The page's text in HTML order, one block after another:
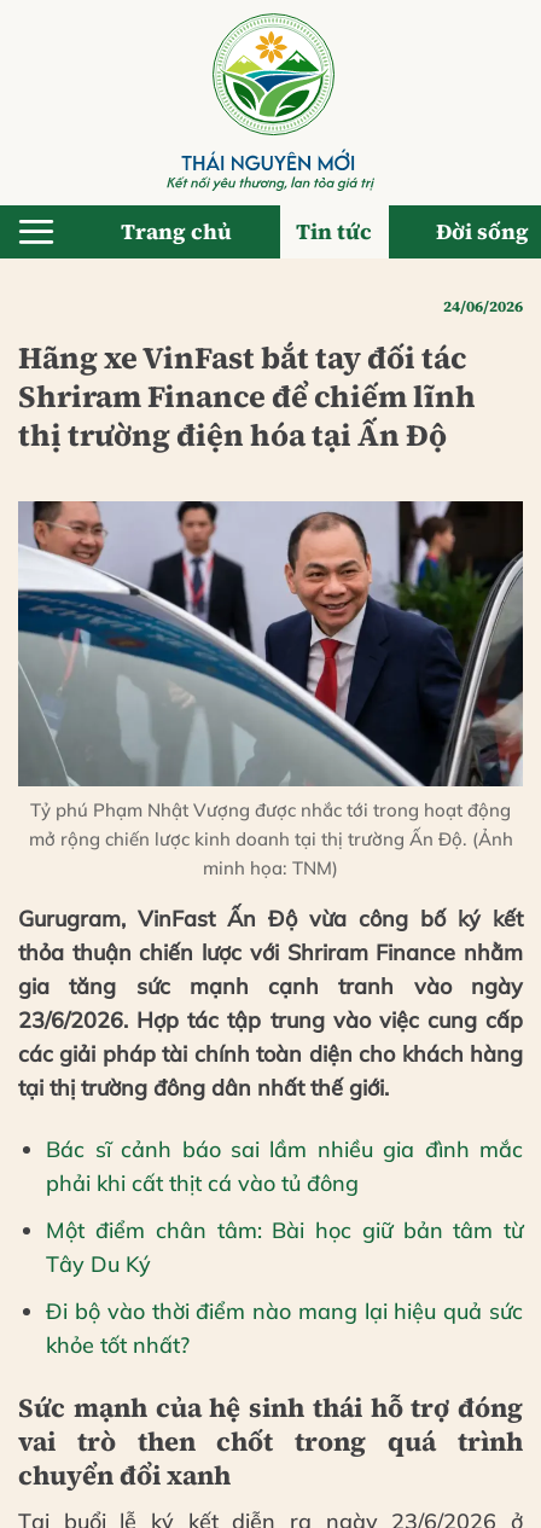
Trang chủ Tin tức Đời sống
24/06/2026
Hãng xe VinFast bắt tay đối tác
Shriram Finance để chiếm lĩnh
thị trường điện hóa tại Ấn Độ
Tỷ phú Phạm Nhật Vượng được nhắc tới trong hoạt động
mở rộng chiến lược kinh doanh tại thị trường Ấn Độ. (Ảnh
minh họa: TNM)
Gurugram, VinFast Ấn Độ vừa công bố ký kết
thỏa thuận chiến lược với Shriram Finance nhằm
gia tăng sức mạnh cạnh tranh vào ngày
23/6/2026. Hợp tác tập trung vào việc cung cấp
các giải pháp tài chính toàn diện cho khách hàng
tại thị trường đông dân nhất thế giới.
Bác sĩ cảnh báo sai lầm nhiều gia đình mắc
phải khi cất thịt cá vào tủ đông
Một điểm chân tâm: Bài học giữ bản tâm từ
Tây Du Ký
Đi bộ vào thời điểm nào mang lại hiệu quả sức
khỏe tốt nhất?
Sức mạnh của hệ sinh thái hỗ trợ đóng
vai trò then chốt trong quá trình
chuyển đổi xanh
Tại buổi lễ ký kết diễn ra ngày 23/6/2026 ở